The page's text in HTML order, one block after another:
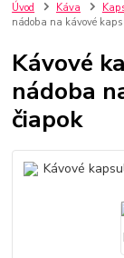
Úvod Káva
nádoba na kávové
Kávové
nádoba
čiapok